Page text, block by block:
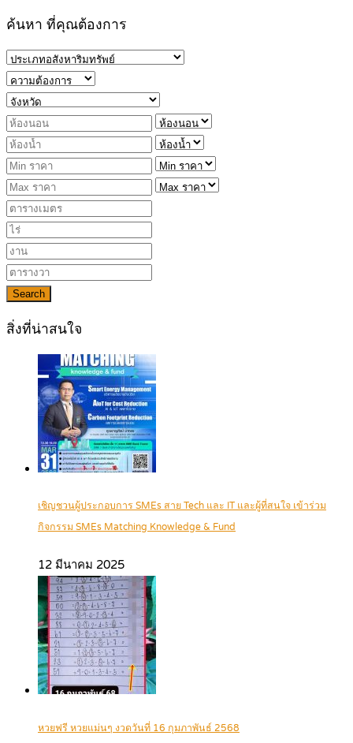
ค้นหา ที่คุณต้องการ
Search
สิ่งที่น่าสนใจ
เชิญชวนผู้ประกอบการ SMEs สาย Tech และ IT และผู้ที่สนใจ เข้าร่วม
กิจกรรม SMEs Matching Knowledge & Fund
12 มีนาคม 2025
หวยฟรี หวยแม่นๆ งวดวันที่ 16 กุมภาพันธ์ 2568